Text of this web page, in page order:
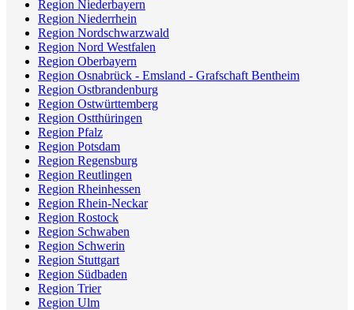
Region Niederbayern
Region Niederrhein
Region Nordschwarzwald
Region Nord Westfalen
Region Oberbayern
Region Osnabrück - Emsland - Grafschaft Bentheim
Region Ostbrandenburg
Region Ostwürttemberg
Region Ostthüringen
Region Pfalz
Region Potsdam
Region Regensburg
Region Reutlingen
Region Rheinhessen
Region Rhein-Neckar
Region Rostock
Region Schwaben
Region Schwerin
Region Stuttgart
Region Südbaden
Region Trier
Region Ulm